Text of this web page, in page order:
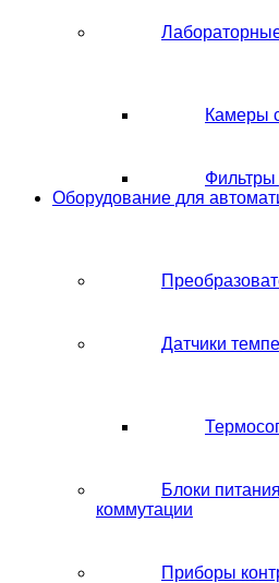
Камеры
Фильтры
Оборудование для
Датчики
Блоки
коммутации
Приборы